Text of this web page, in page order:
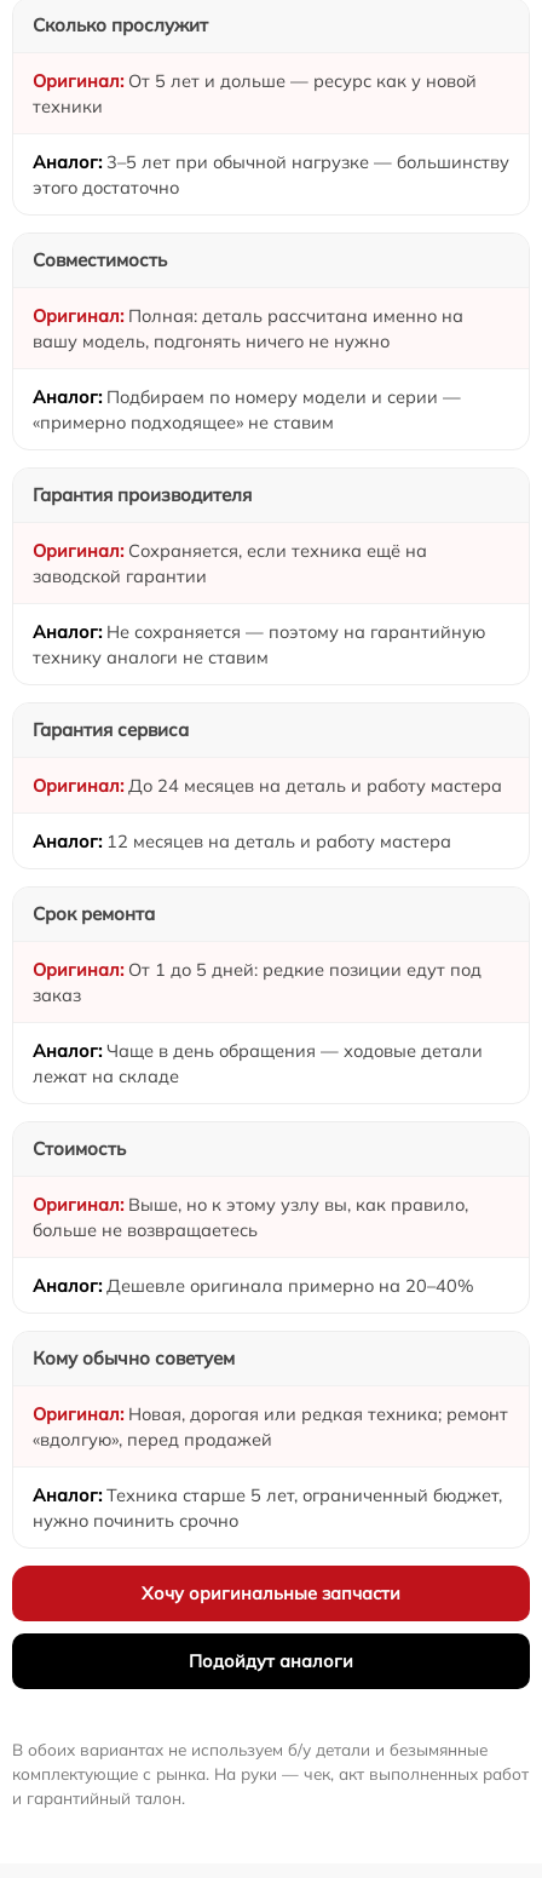
Сколько прослужит
От 5 лет и дольше — ресурс как у новой
техники
3–5 лет при обычной нагрузке — большинству
этого достаточно
Совместимость
Полная: деталь рассчитана именно на
вашу модель, подгонять ничего не нужно
Подбираем по номеру модели и серии —
«примерно подходящее» не ставим
Гарантия производителя
Сохраняется, если техника ещё на
заводской гарантии
Не сохраняется — поэтому на гарантийную
технику аналоги не ставим
Гарантия сервиса
До 24 месяцев на деталь и работу мастера
12 месяцев на деталь и работу мастера
Срок ремонта
От 1 до 5 дней: редкие позиции едут под
заказ
Чаще в день обращения — ходовые детали
лежат на складе
Стоимость
Выше, но к этому узлу вы, как правило,
больше не возвращаетесь
Дешевле оригинала примерно на 20–40%
Кому обычно советуем
Новая, дорогая или редкая техника; ремонт
«вдолгую», перед продажей
Техника старше 5 лет, ограниченный бюджет,
нужно починить срочно
Хочу оригинальные запчасти
Подойдут аналоги
В обоих вариантах не используем б/у детали и безымянные
комплектующие с рынка. На руки — чек, акт выполненных работ
и гарантийный талон.